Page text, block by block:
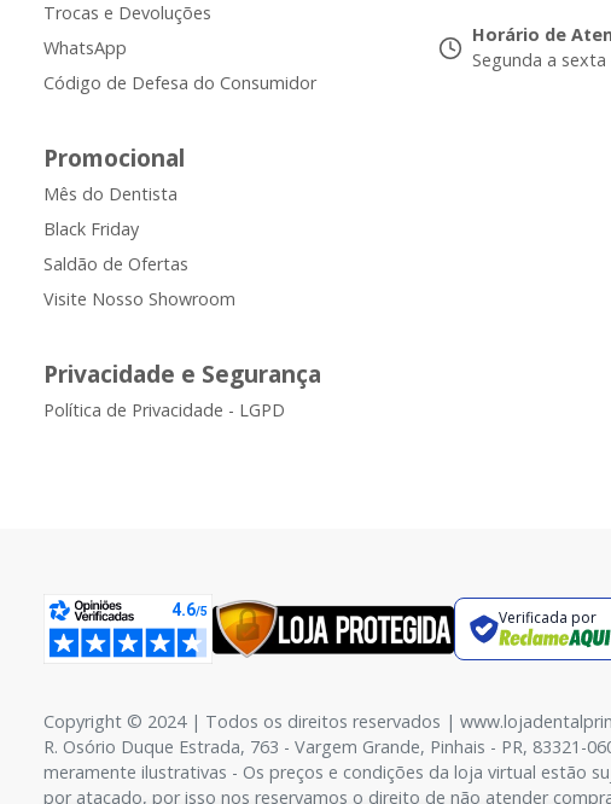
Trocas e Devoluções
WhatsApp
Código de Defesa do Consumidor
Promocional
Mês do Dentista
Black Friday
Saldão de Ofertas
Visite Nosso Showroom
Privacidade e Segurança
Política de Privacidade - LGPD
Horário de
Segunda a
Verificada por
Copyright © 2024 | Todos os direitos reservados |
R. Osório Duque Estrada, 763 - Vargem Grande, Pinhais - PR,
meramente ilustrativas - Os preços e condições da loja virtual estão
por atacado, por isso nos reservamos o direito de não atender